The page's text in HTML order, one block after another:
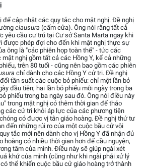
để cập nhật các quy tắc cho mật nghị. Đề nghị
clausura (cấm cửa). Ông nói rằng tất cả
yêu cầu cư trú tại Cư sở Santa Marta ngay khi
được phép đợi cho đến khi mật nghị thực sự
ông là "các phiên họp toàn thể" - tức các
nghị gồm tất cả các Hồng Y, kể cả những
trên 80 tuổi - cũng nên bao gồm các phiên
chỉ dành cho các Hồng Y cử tri. Đề nghị
tần suất các cuộc bỏ phiếu: chỉ một lần bỏ
đầu tiên; hai lần bỏ phiếu mỗi ngày trong ba
phiếu trong ba ngày sau đó. Ông nói điều này
trong mật nghị có thêm thời gian để thảo
các cử tri khỏi áp lực của các phương tiện
có được vị tân giáo hoàng. Đề nghị thứ tư
đến những rủi ro của một cuộc bầu cử vội
tắc mới nên dành cho vị Hồng Y đã nhận đủ
hoàng có nhiều thời gian hơn để cầu nguyện,
tâm của mình. Điều này sẽ giúp ngài xét
khứ của mình (cũng như khi ngài phải xử lý
thể khiến cuộc bầu cử giáo hoàng trở thành